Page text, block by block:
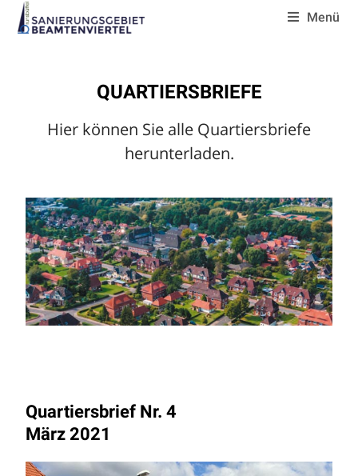
Menü
QUARTIERSBRIEFE
Hier können Sie alle Quartiersbriefe
herunterladen.
Quartiersbrief Nr. 4
März 2021